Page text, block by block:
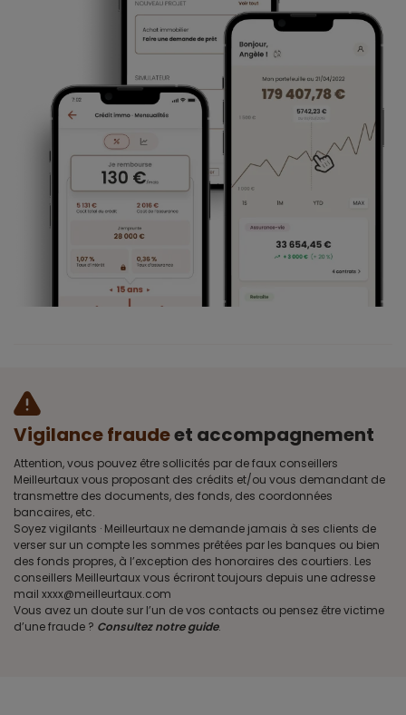
Vigilance fraudeet accompagnement
Attention, vous pouvez être sollicités par de faux conseillers
Meilleurtaux vous proposant des crédits et/ou vous demandant de
transmettre des documents, des fonds, des coordonnées
bancaires, etc.
Soyez vigilants · Meilleurtaux ne demande jamais à ses clients de
verser sur un compte les sommes prêtées par les banques ou bien
des fonds propres, à l’exception des honoraires des courtiers. Les
conseillers Meilleurtaux vous écriront toujours depuis une adresse
mail xxxx@meilleurtaux.com
Vous avez un doute sur l’un de vos contacts ou pensez être victime
d’une fraude ? Consultez notre guide.